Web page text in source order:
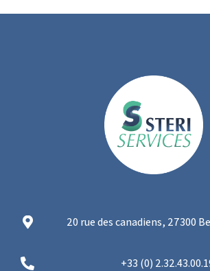
20 rue des canadiens, 27300
+33 (0)